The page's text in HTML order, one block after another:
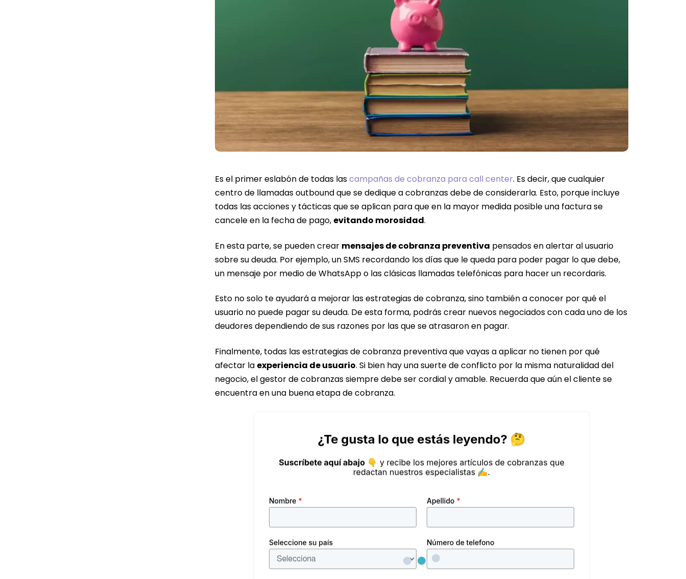
Es el primer eslabón de todas lascampañas de cobranza para call center. Es decir, que cualquier
centro de llamadas outbound que se dedique a cobranzas debe de considerarla. Esto, porque incluye
todas las acciones y tácticas que se aplican para que en la mayor medida posible una factura se
cancele en la fecha de pago, evitando morosidad.
En esta parte, se pueden crear mensajes de cobranza preventiva pensados en alertar al usuario
sobre su deuda. Por ejemplo, un SMS recordando los días que le queda para poder pagar lo que debe,
un mensaje por medio de WhatsApp o las clásicas llamadas telefónicas para hacer un recordaris.
Esto no solo te ayudará a mejorar las estrategias de cobranza, sino también a conocer por qué el
usuario no puede pagar su deuda. De esta forma, podrás crear nuevos negociados con cada uno de los
deudores dependiendo de sus razones por las que se atrasaron en pagar.
Finalmente, todas las estrategias de cobranza preventiva que vayas a aplicar no tienen por qué
afectar la experiencia de usuario. Si bien hay una suerte de conflicto por la misma naturalidad del
negocio, el gestor de cobranzas siempre debe ser cordial y amable. Recuerda que aún el cliente se
encuentra en una buena etapa de cobranza.